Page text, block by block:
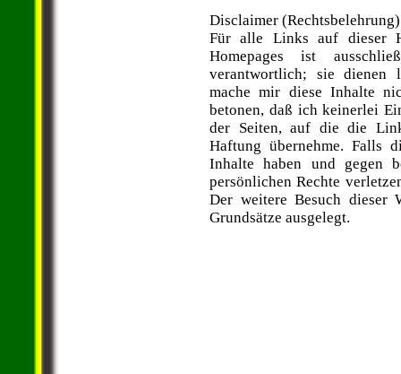
Disclaimer
Für alle Links auf dieser
Homepages ist
verantwortlich; sie dienen
mache mir diese Inhalte
betonen, daß ich keinerlei
der Seiten, auf die die
Haftung übernehme. Falls
Inhalte haben und gegen
persönlichen Rechte
Der weitere Besuch dieser
Grundsätze ausgelegt.